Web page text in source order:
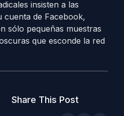
insisten a las
de Facebook,
sólo pequeñas muestras
que esconde la red
Share This Post